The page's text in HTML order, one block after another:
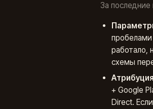
За
работало,
схемы
Атрибуция
+ Google
Direct.